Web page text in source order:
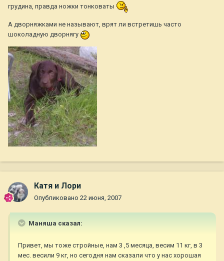
грудина, правда ножки тонковаты
А дворняжками не называют, врят ли встретишь часто
шоколадную дворнягу
Катя и Лори
Опубликовано 22 июня, 2007
Маняша сказал:
Привет, мы тоже стройные, нам 3 ,5 месяца, весим 11 кг, в 3
мес. весили 9 кг, но сегодня нам сказали что у нас хорошая